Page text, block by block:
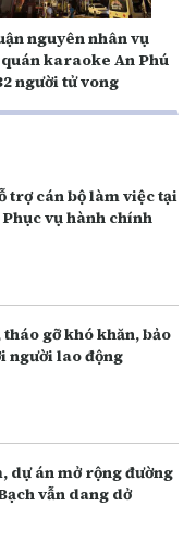
nguyên nhân vụ
karaoke An Phú
người tử vong
trợ cán bộ làm việc tại
vụ hành chính
tháo gỡ khó khăn, bảo
người lao động
dự án mở rộng đường
vẫn dang dở